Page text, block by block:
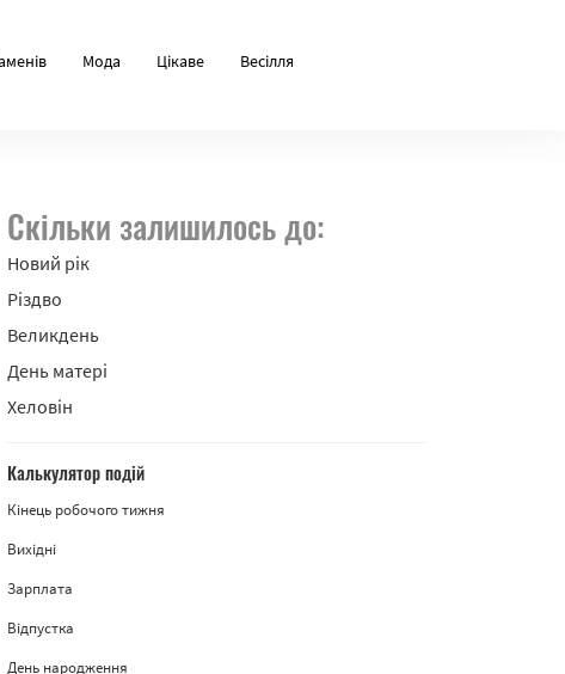
Мода Цікаве Весілля
Скільки залишилось до:
Новий рік
Різдво
Великдень
День матері
Хеловін
Калькулятор подій
Кінець робочого тижня
Вихідні
Зарплата
Відпустка
День народження